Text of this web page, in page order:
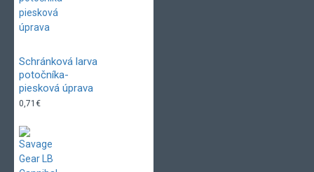
Schránková larva
potočníka-
piesková úprava
0,71€